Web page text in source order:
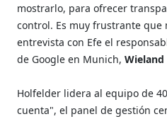
mostrarlo, para ofrecer
control. Es muy frustrante que
entrevista con Efe el
de Google en Munich,
Holfelder lidera al equipo de
cuenta", el panel de gestión